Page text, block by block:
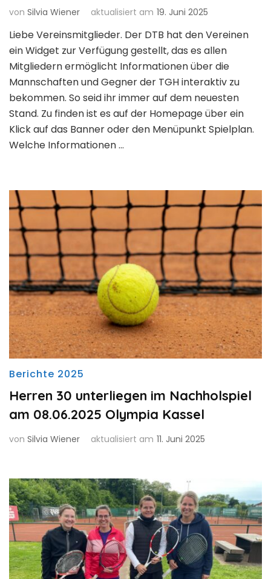
von Silvia Wiener aktualisiert am 19. Juni 2025
Liebe Vereinsmitglieder. Der DTB hat den Vereinen
ein Widget zur Verfügung gestellt, das es allen
Mitgliedern ermöglicht Informationen über die
Mannschaften und Gegner der TGH interaktiv zu
bekommen. So seid ihr immer auf dem neuesten
Stand. Zu finden ist es auf der Homepage über ein
Klick auf das Banner oder den Menüpunkt Spielplan.
Welche Informationen …
Berichte 2025
Herren 30 unterliegen im Nachholspiel
am 08.06.2025 Olympia Kassel
von Silvia Wiener aktualisiert am 11. Juni 2025